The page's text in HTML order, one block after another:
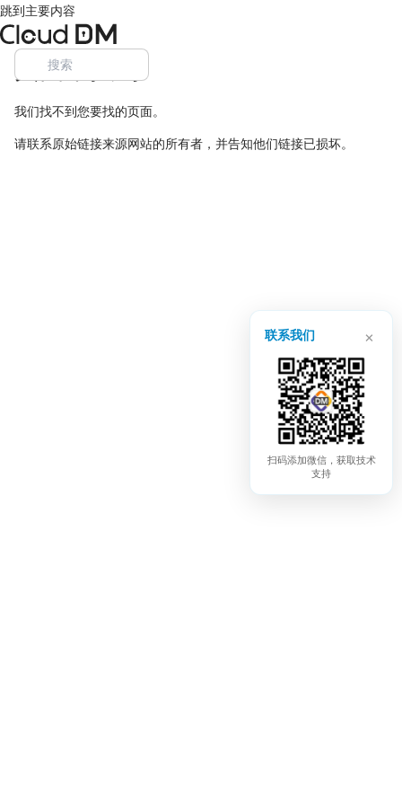
跳到主要内容
页面未找到
我们找不到您要找的页面。
请联系原始链接来源网站的所有者，并告知他们链接已损坏。
联系我们 ×
扫码添加微信，获取技术
支持